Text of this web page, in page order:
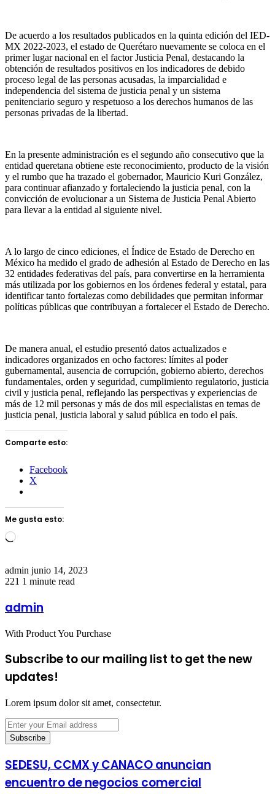
De acuerdo a los resultados publicados en la quinta edición del IED-
MX 2022-2023, el estado de Querétaro nuevamente se coloca en el
primer lugar nacional en el factor Justicia Penal, destacando la
obtención de resultados positivos en los indicadores de debido
proceso legal de las personas acusadas, la imparcialidad e
independencia del sistema de justicia penal y un sistema
penitenciario seguro y respetuoso a los derechos humanos de las
personas privadas de la libertad.
En la presente administración es el segundo año consecutivo que la
entidad queretana obtiene este reconocimiento, producto de la visión
y el rumbo que ha trazado el gobernador, Mauricio Kuri González,
para continuar afianzado y fortaleciendo la justicia penal, con la
convicción de evolucionar a un Sistema de Justicia Penal Abierto
para llevar a la entidad al siguiente nivel.
A lo largo de cinco ediciones, el Índice de Estado de Derecho en
México ha medido el grado de adhesión al Estado de Derecho en las
32 entidades federativas del país, para convertirse en la herramienta
más utilizada por los gobiernos en los órdenes federal y estatal, para
identificar tanto fortalezas como debilidades que permitan informar
políticas públicas que contribuyan a fortalecer el Estado de Derecho.
De manera anual, el estudio presentó datos actualizados e
indicadores organizados en ocho factores: límites al poder
gubernamental, ausencia de corrupción, gobierno abierto, derechos
fundamentales, orden y seguridad, cumplimiento regulatorio, justicia
civil y justicia penal, reflejando las perspectivas y experiencias de
más de 12 mil personas y más de dos mil especialistas en temas de
justicia penal, justicia laboral y salud pública en todo el país.
Comparte esto:
Facebook
X
Me gusta esto:
Loading…
admin Send
an
junio 14, 2023
221 1 minute read
admin
With Product You Purchase
Subscribe to our mailing list to get the new
updates!
Lorem ipsum dolor sit amet, consectetur.
Enter
your
Email
SEDESU, CCMX y CANACO anuncian
encuentro de negocios comercial